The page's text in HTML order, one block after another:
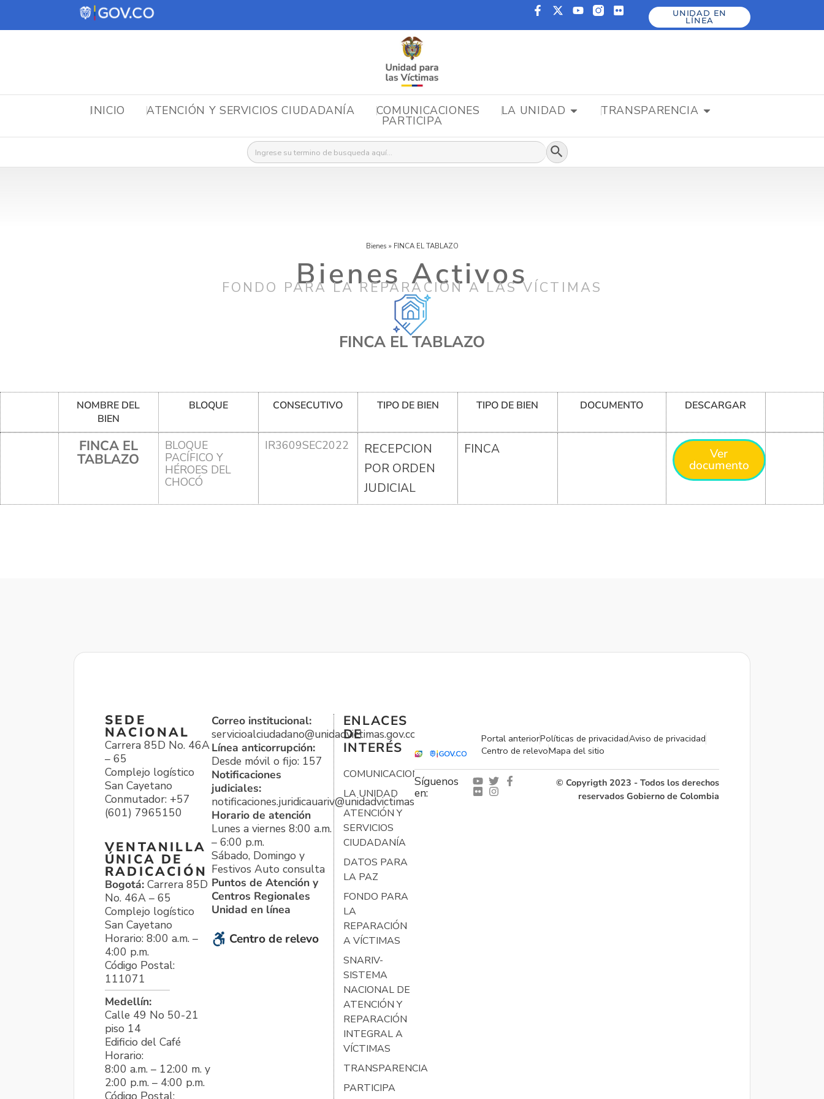
UNIDAD EN
LÍNEA
INICIO ATENCIÓN Y SERVICIOS CIUDADANÍA COMUNICACIONES LA UNIDAD TRANSPARENCIA
PARTICIPA
Buscar: Botón de búsqueda
Bienes » FINCA EL TABLAZO
Bienes Activos
FONDO PARA LA REPARACIÓN A LAS VÍCTIMAS
FINCA EL TABLAZO
NOMBRE DEL
BIEN
BLOQUE CONSECUTIVO TIPO DE BIEN TIPO DE BIEN DOCUMENTO DESCARGAR
FINCA EL
TABLAZO
BLOQUE
PACÍFICO Y
HÉROES DEL
CHOCÓ
IR3609SEC2022
RECEPCION
POR ORDEN
JUDICIAL
FINCA Ver
documento
SEDE
NACIONAL
Carrera 85D No. 46A
– 65
Complejo logístico
San Cayetano
Conmutador: +57
(601) 7965150
VENTANILLA
ÚNICA DE
RADICACIÓN
Bogotá: Carrera 85D
No. 46A – 65
Complejo logístico
San Cayetano
Horario: 8:00 a.m. –
4:00 p.m.
Código Postal:
111071
Medellín:
Calle 49 No 50-21
piso 14
Edificio del Café
Horario:
8:00 a.m. – 12:00 m. y
2:00 p.m. – 4:00 p.m.
Correo institucional:
servicioalciudadano@unidadvictimas.gov.co
Línea anticorrupción:
Desde móvil o fijo: 157
Notificaciones
judiciales:
notificaciones.juridicauariv@unidadvictimas.gov.co
Horario de atención
Lunes a viernes 8:00 a.m.
– 6:00 p.m.
Sábado, Domingo y
Festivos Auto consulta
Puntos de Atención y
Centros Regionales
Unidad en línea
Centro de relevo
ENLACES
DE
INTERÉS
COMUNICACIONES
LA UNIDAD
ATENCIÓN Y
SERVICIOS
CIUDADANÍA
DATOS PARA
LA PAZ
FONDO PARA
LA
REPARACIÓN
A VÍCTIMAS
SNARIV-
SISTEMA
NACIONAL DE
ATENCIÓN Y
REPARACIÓN
INTEGRAL A
VÍCTIMAS
TRANSPARENCIA
PARTICIPA
Portal anteriorPolíticas de privacidadAviso de privacidad
Centro de relevoMapa del sitio
Síguenos
en:
© Copyrigth 2023 - Todos los derechos
reservados Gobierno de Colombia